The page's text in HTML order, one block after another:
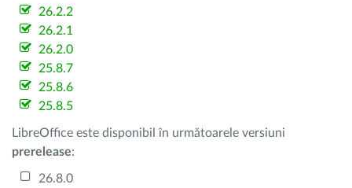
26.2.2
26.2.1
26.2.0
25.8.7
25.8.6
25.8.5
LibreOffice este disponibil în următoarele versiuni
prerelease:
26.8.0